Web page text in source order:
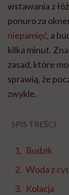
wstawania z
ponuro za
niepamięć, a
kilka minut.
zasad, które
sprawią, że
zwykle.
SPIS TREŚCI
Budzik
Woda z
Kolacja